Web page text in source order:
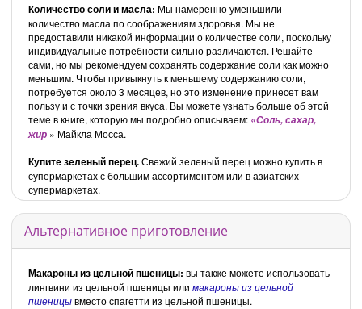
Количество соли и масла: Мы намеренно уменьшили
количество масла по соображениям здоровья. Мы не
предоставили никакой информации о количестве соли, поскольку
индивидуальные потребности сильно различаются. Решайте
сами, но мы рекомендуем сохранять содержание соли как можно
меньшим. Чтобы привыкнуть к меньшему содержанию соли,
потребуется около 3 месяцев, но это изменение принесет вам
пользу и с точки зрения вкуса. Вы можете узнать больше об этой
теме в книге, которую мы подробно описываем: «Соль, сахар,
жир » Майкла Мосса.
Купите зеленый перец.Свежий зеленый перец можно купить в
супермаркетах с большим ассортиментом или в азиатских
супермаркетах.
Альтернативное приготовление
Макароны из цельной пшеницы: вы также можете использовать
лингвини из цельной пшеницы или макароны из цельной
пшеницывместо спагетти из цельной пшеницы.